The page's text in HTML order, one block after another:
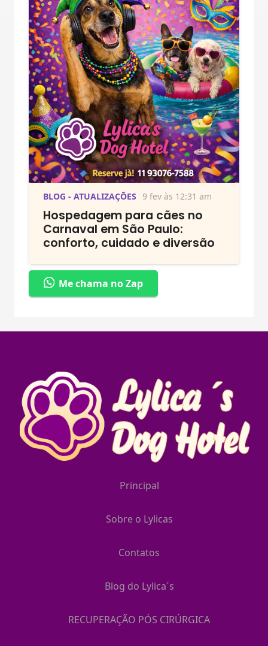
BLOG - ATUALIZAÇÕES 9 fev às 12:31 am
Hospedagem para cães no
Carnaval em São Paulo:
conforto, cuidado e diversão
Me chama no Zap
Principal
Sobre o Lylicas
Contatos
Blog do Lylica´s
RECUPERAÇÃO PÓS CIRÚRGICA